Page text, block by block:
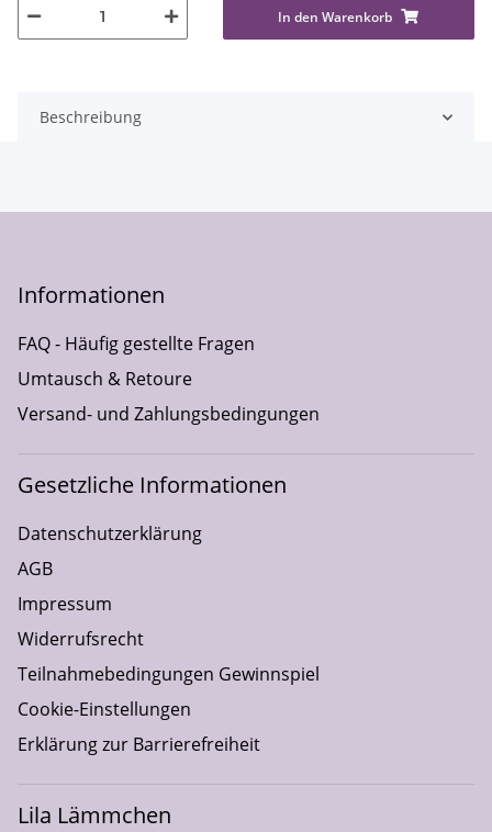
In den Warenkorb
Beschreibung
Informationen
FAQ - Häufig gestellte Fragen
Umtausch & Retoure
Versand- und Zahlungsbedingungen
Gesetzliche Informationen
Datenschutzerklärung
AGB
Impressum
Widerrufsrecht
Teilnahmebedingungen Gewinnspiel
Cookie-Einstellungen
Erklärung zur Barrierefreiheit
Lila Lämmchen